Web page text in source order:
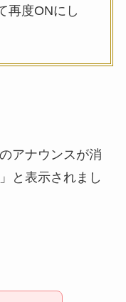
再度ONにし
アナウンスが消
と表示されまし